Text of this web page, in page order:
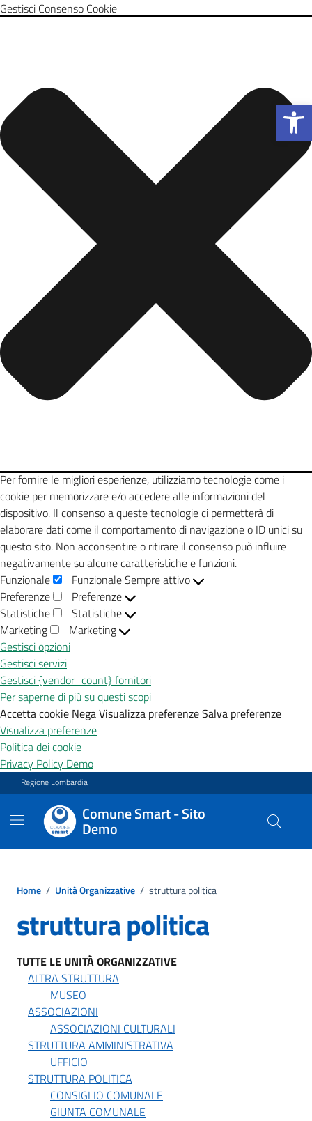
Apri la
Gestisci Consenso Cookie
Per fornire le migliori esperienze, utilizziamo tecnologie come i
cookie per memorizzare e/o accedere alle informazioni del
dispositivo. Il consenso a queste tecnologie ci permetterà di
elaborare dati come il comportamento di navigazione o ID unici su
questo sito. Non acconsentire o ritirare il consenso può influire
negativamente su alcune caratteristiche e funzioni.
Funzionale
FunzionaleSempre attivo
Preferenze
Preferenze
Statistiche
Statistiche
Marketing
Marketing
Gestisci opzioni
Gestisci servizi
Gestisci {vendor_count} fornitori
Per saperne di più su questi scopi
Accetta cookie NegaVisualizza preferenzeSalva preferenze
Visualizza preferenze
Politica dei cookie
Privacy Policy Demo
Vai ai contenuti
Vai al footer
Regione Lombardia
Comune Smart - Sito
Demo
Home / Unità Organizzative / struttura politica
struttura politica
TUTTE LE UNITÀ ORGANIZZATIVE
ALTRA STRUTTURA
MUSEO
ASSOCIAZIONI
ASSOCIAZIONI CULTURALI
STRUTTURA AMMINISTRATIVA
UFFICIO
STRUTTURA POLITICA
CONSIGLIO COMUNALE
GIUNTA COMUNALE